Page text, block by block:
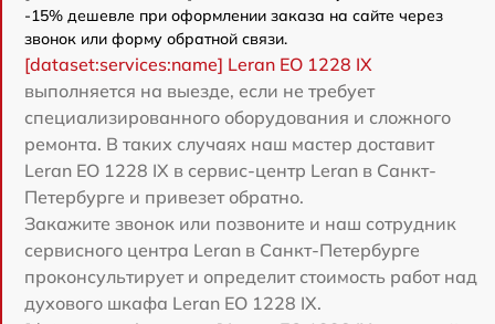
-15% дешевле при оформлении заказа на сайте через
звонок или форму обратной связи.
[dataset:services:name] Leran EO 1228 IX
выполняется на выезде, если не требует
специализированного оборудования и сложного
ремонта. В таких случаях наш мастер доставит
Leran EO 1228 IX в сервис-центр Leran в Санкт-
Петербурге и привезет обратно.
Закажите звонок или позвоните и наш сотрудник
сервисного центра Leran в Санкт-Петербурге
проконсультирует и определит стоимость работ над
духового шкафа Leran EO 1228 IX.